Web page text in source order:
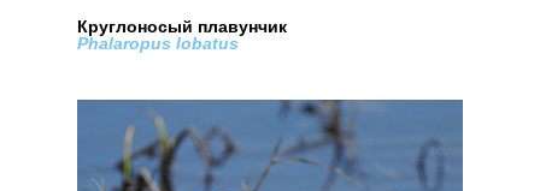
Круглоносый плавунчик
Phalaropus lobatus